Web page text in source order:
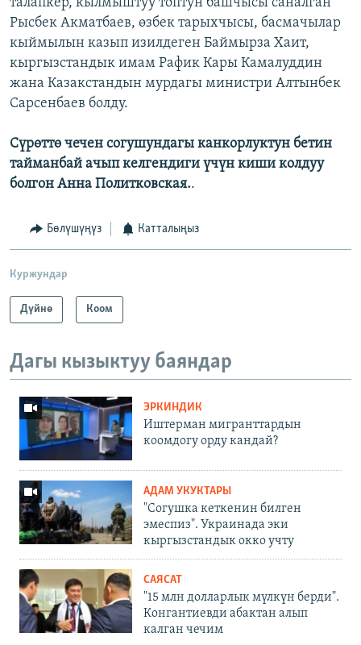
талапкер, кылмыштуу топтун башчысы саналган
Рысбек Акматбаев, өзбек тарыхчысы, басмачылар
кыймылын казып изилдеген Баймырза Хаит,
кыргызстандык имам Рафик Кары Камалуддин
жана Казакстандын мурдагы министри Алтынбек
Сарсенбаев болду.
Сүрөттө чечен согушундагы канкорлуктун бетин
тайманбай ачып келгендиги үчүн киши колдуу
болгон Анна Политковская..
Бөлүшүңүз Катталыңыз
Куржундар
Дүйнө Коом
Дагы кызыктуу баяндар
ЭРКИНДИК
Иштерман мигранттардын
коомдогу орду кандай?
АДАМ УКУКТАРЫ
"Согушка кеткенин билген
эмеспиз". Украинада эки
кыргызстандык окко учту
САЯСАТ
"15 млн долларлык мүлкүн берди".
Конгантиевди абактан алып
калган чечим